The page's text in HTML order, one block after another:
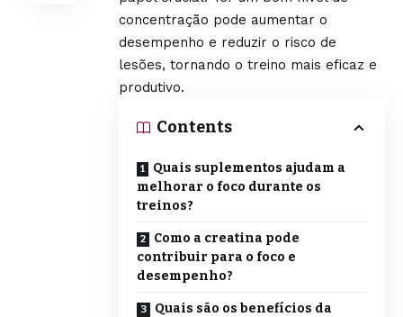
concentração pode aumentar o
desempenho e reduzir o risco de
lesões, tornando o treino mais eficaz e
produtivo.
Contents
Quais suplementos ajudam a
melhorar o foco durante os
treinos?
Como a creatina pode
contribuir para o foco e
desempenho?
Quais são os benefícios da